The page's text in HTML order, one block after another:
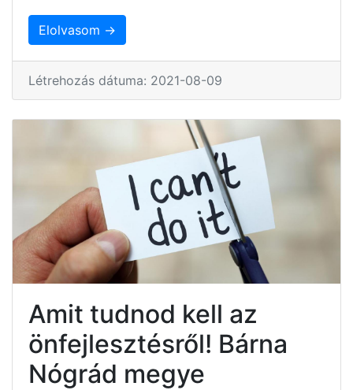
Elolvasom →
Létrehozás dátuma: 2021-08-09
Amit tudnod kell az
önfejlesztésről! Bárna
Nógrád megye